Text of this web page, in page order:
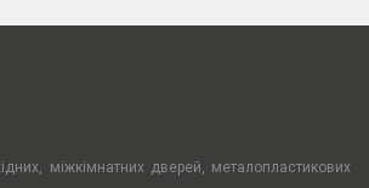
міжкімнатних дверей, металопластикових